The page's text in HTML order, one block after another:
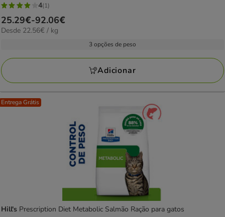
4
estrelas
com
avaliações
4(1)
Preço
de
92.06€
25.29€-92.06€
22.56€
Desde 22.56€ / kg
3 opções de peso
Adicionar
Entrega Grátis
Hill's Prescription Diet Metabolic Salmão Ração para gatos